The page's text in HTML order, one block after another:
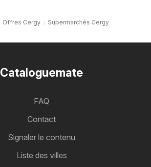
Offres Cergy Supermarchés Cergy
Cataloguemate
FAQ
Contact
Signaler le contenu
Liste des villes